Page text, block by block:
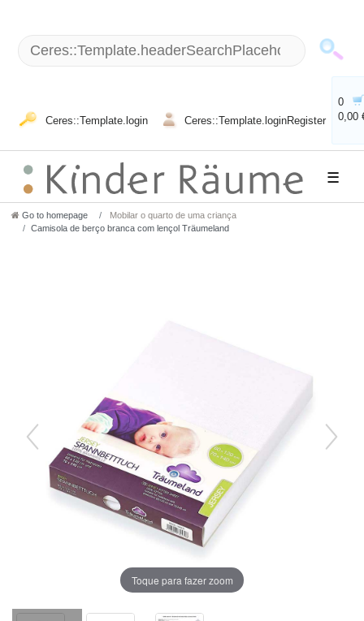
Ceres::Template.login Ceres::Template.loginRegister
0
0,00
☰
Go to homepage
Mobilar o quarto de uma criança
Camisola de berço branca com lençol Träumeland
Toque para fazer zoom